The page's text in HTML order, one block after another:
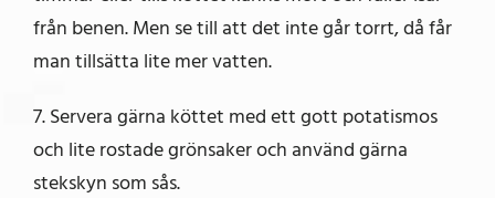
från benen. Men se till att det inte går torrt, då får
man tillsätta lite mer vatten.
7. Servera gärna köttet med ett gott potatismos
och lite rostade grönsaker och använd gärna
stekskyn som sås.